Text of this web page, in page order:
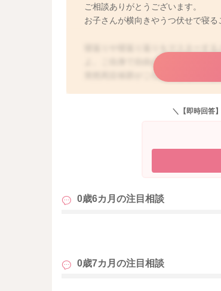
ご相談ありがとうございます。
お子さんが横向きやうつ伏せで寝る
よ。ご自身で自由に体勢を変えら
突然死症候群がご心配になるママ
勢をその都度変えることが難しい
さん使用しない、赤ちゃんの前で
他のリスク因子を避けていく工夫
合には、お子さんの無呼吸を感知
法もあります。成長とともにまた
＼【即時回答
0歳6カ月の注目相談
0歳7カ月の注目相談